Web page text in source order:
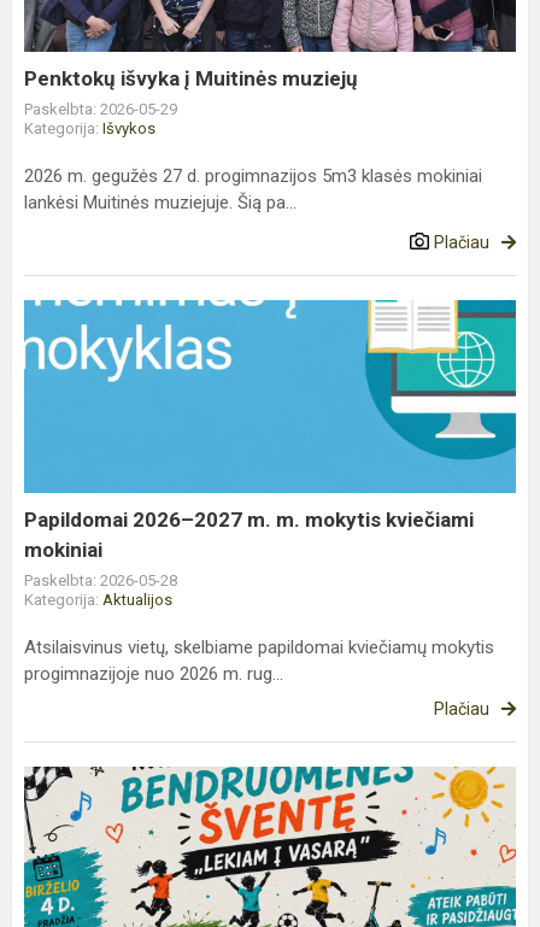
Penktokų išvyka į Muitinės muziejų
Paskelbta: 2026-05-29
Kategorija: Išvykos
2026 m. gegužės 27 d. progimnazijos 5m3 klasės mokiniai
lankėsi Muitinės muziejuje. Šią pa...
Plačiau
Papildomai
2026–
2027
mokiniai
Papildomai 2026–2027 m. m. mokytis kviečiami
mokiniai
Paskelbta: 2026-05-28
Kategorija: Aktualijos
Atsilaisvinus vietų, skelbiame papildomai kviečiamų mokytis
progimnazijoje nuo 2026 m. rug...
Plačiau
Kvietimas
į
bendruomenės
dienos
renginius.